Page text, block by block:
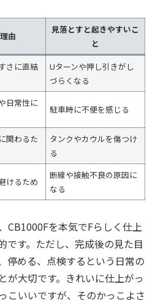
由
見落とすと起きやすいこ
と
さに直結
Uターンや押し引きがし
づらくなる
日常性に
駐車時に不便を感じる
関わるた
タンクやカウルを傷つけ
る
けるため
断線や接触不良の原因に
なる
CB1000Fを本気でFらしく仕上
です。ただし、完成後の見た目
停める、点検するという日常の
が大切です。きれいに仕上がっ
こいいですが、そのかっこよさ